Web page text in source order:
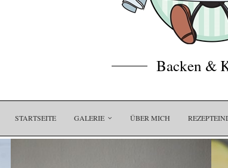
Backen &
STARTSEITE GALERIE ÜBER MICH